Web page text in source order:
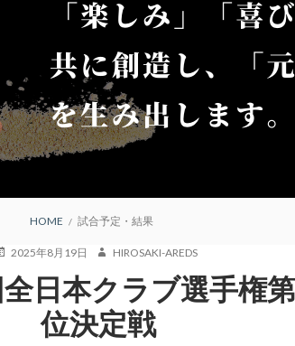
HOME 試合予定・結果
2025年8月19日 AUTHOR
HIROSAKI-AREDS
本クラブ選手権
位決定戦